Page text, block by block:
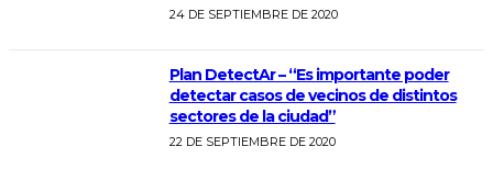
24 DE SEPTIEMBRE DE 2020
Plan DetectAr – “Es importante poder
detectar casos de vecinos de distintos
sectores de la ciudad”
22 DE SEPTIEMBRE DE 2020